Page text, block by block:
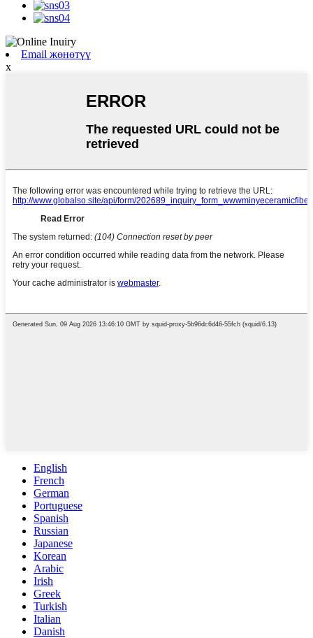
Email жөнөтүү
x
English
French
German
Portuguese
Spanish
Russian
Japanese
Korean
Arabic
Irish
Greek
Turkish
Italian
Danish